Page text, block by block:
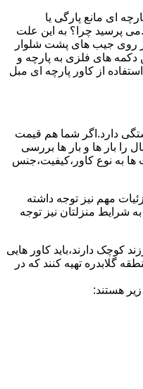
ای مانع پارگی یا
پرسید چرا؟ به این علت
روی جیب های پشت شلوار
های فلزی به پارچه و
از کاور پارچه ای مبل
دارد.اگر شما هم قیمت
را بار ها و بار ها بررسی
ها به نوع کاور،کیفیت،جنس
مهم نیز توجه داشته
به شرایط منزلتان نیز توجه
کوچک دارند،باید کاور هایی
گلابدره تهیه کنند که در
هستند: